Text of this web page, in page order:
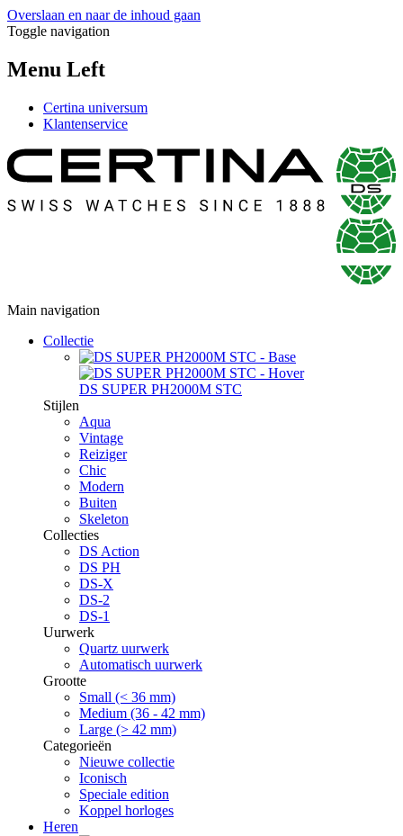
Overslaan en naar de inhoud gaan
Toggle navigation
Menu Left
Certina universum
Klantenservice
Main navigation
Collectie
DS SUPER PH2000M STC
Stijlen
Aqua
Vintage
Reiziger
Chic
Modern
Buiten
Skeleton
Collecties
DS Action
DS PH
DS-X
DS-2
DS-1
Uurwerk
Quartz uurwerk
Automatisch uurwerk
Grootte
Small (< 36 mm)
Medium (36 - 42 mm)
Large (> 42 mm)
Categorieën
Nieuwe collectie
Iconisch
Speciale edition
Koppel horloges
Heren